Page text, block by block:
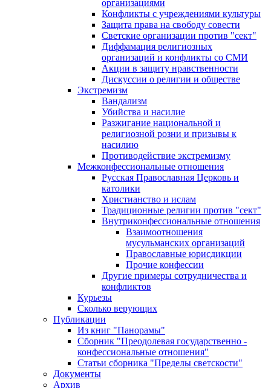
организациями
Конфликты с учреждениями культуры
Защита права на свободу совести
Светские организации против "сект"
Диффамация религиозных
организаций и конфликты со СМИ
Акции в защиту нравственности
Дискуссии о религии и обществе
Экстремизм
Вандализм
Убийства и насилие
Разжигание национальной и
религиозной розни и призывы к
насилию
Противодействие экстремизму
Межконфессиональные отношения
Русская Православная Церковь и
католики
Христианство и ислам
Традиционные религии против "сект"
Внутриконфессиональные отношения
Взаимоотношения
мусульманских организаций
Православные юрисдикции
Прочие конфессии
Другие примеры сотрудничества и
конфликтов
Курьезы
Сколько верующих
Публикации
Из книг "Панорамы"
Сборник "Преодолевая государственно -
конфессиональные отношения"
Статьи сборника "Пределы светскости"
Документы
Архив